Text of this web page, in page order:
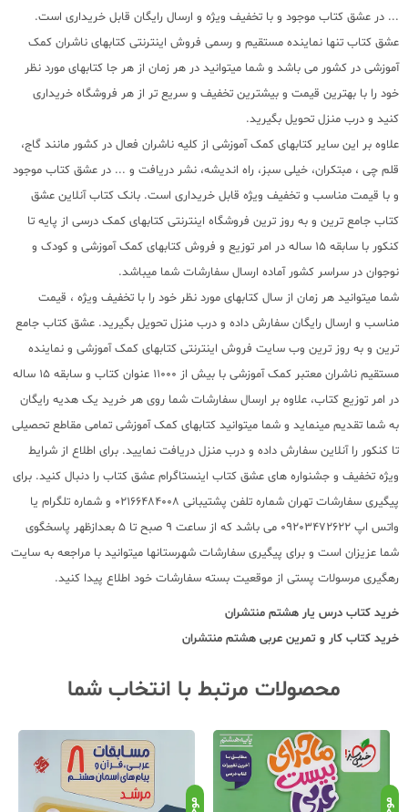
... در عشق کتاب موجود و با تخفیف ویژه و ارسال رایگان قابل خریداری است.
عشق کتاب تنها نماینده مستقیم و رسمی فروش اینترنتی کتابهای ناشران کمک
آموزشی در کشور می باشد و شما میتوانید در هر زمان از هر جا کتابهای مورد نظر
خود را با بهترین قیمت و بیشترین تخفیف و سریع تر از هر فروشگاه خریداری
کنید و درب منزل تحویل بگیرید.
علاوه بر این سایر کتابهای کمک آموزشی از کلیه ناشران فعال در کشور مانند گاج،
قلم چی ، مبتکران، خیلی سبز، راه اندیشه، نشر دریافت و ... در عشق کتاب موجود
و با قیمت مناسب و تخفیف ویژه قابل خریداری است. بانک کتاب آنلاین عشق
کتاب جامع ترین و به روز ترین فروشگاه اینترنتی کتابهای کمک درسی از پایه تا
کنکور با سابقه 15 ساله در امر توزیع و فروش کتابهای کمک آموزشی و کودک و
نوجوان در سراسر کشور آماده ارسال سفارشات شما میباشد.
شما میتوانید هر زمان از سال کتابهای مورد نظر خود را با تخفیف ویژه ، قیمت
مناسب و ارسال رایگان سفارش داده و درب منزل تحویل بگیرید. عشق کتاب جامع
ترین و به روز ترین وب سایت فروش اینترنتی کتابهای کمک آموزشی و نماینده
مستقیم ناشران معتبر کمک آموزشی با بیش از 11000 عنوان کتاب و سابقه 15 ساله
در امر توزیع کتاب، علاوه بر ارسال سفارشات شما روی هر خرید یک هدیه رایگان
به شما تقدیم مینماید و شما میتوانید کتابهای کمک آموزشی تمامی مقاطع تحصیلی
تا کنکور را آنلاین سفارش داده و درب منزل دریافت نمایید. برای اطلاع از شرایط
ویژه تخفیف و جشنواره های عشق کتاب اینستاگرام عشق کتاب را دنبال کنید. برای
پیگیری سفارشات تهران شماره تلفن پشتیبانی 02166484008 و شماره تلگرام یا
واتس اپ 09203472622 می باشد که از ساعت 9 صبح تا 5 بعدازظهر پاسخگوی
شما عزیزان است و برای پیگیری سفارشات شهرستانها میتوانید با مراجعه به سایت
رهگیری مرسولات پستی از موقعیت بسته سفارشات خود اطلاع پیدا کنید.
خرید کتاب درس یار هشتم منتشران
خرید کتاب کار و تمرین عربی هشتم منتشران
محصولات مرتبط با انتخاب شما